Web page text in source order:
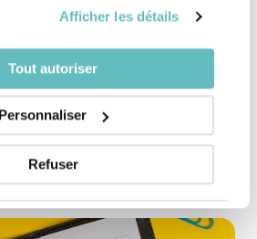
Afficher les détails
Tout autoriser
Personnaliser
Refuser
ses enfants en Suisse